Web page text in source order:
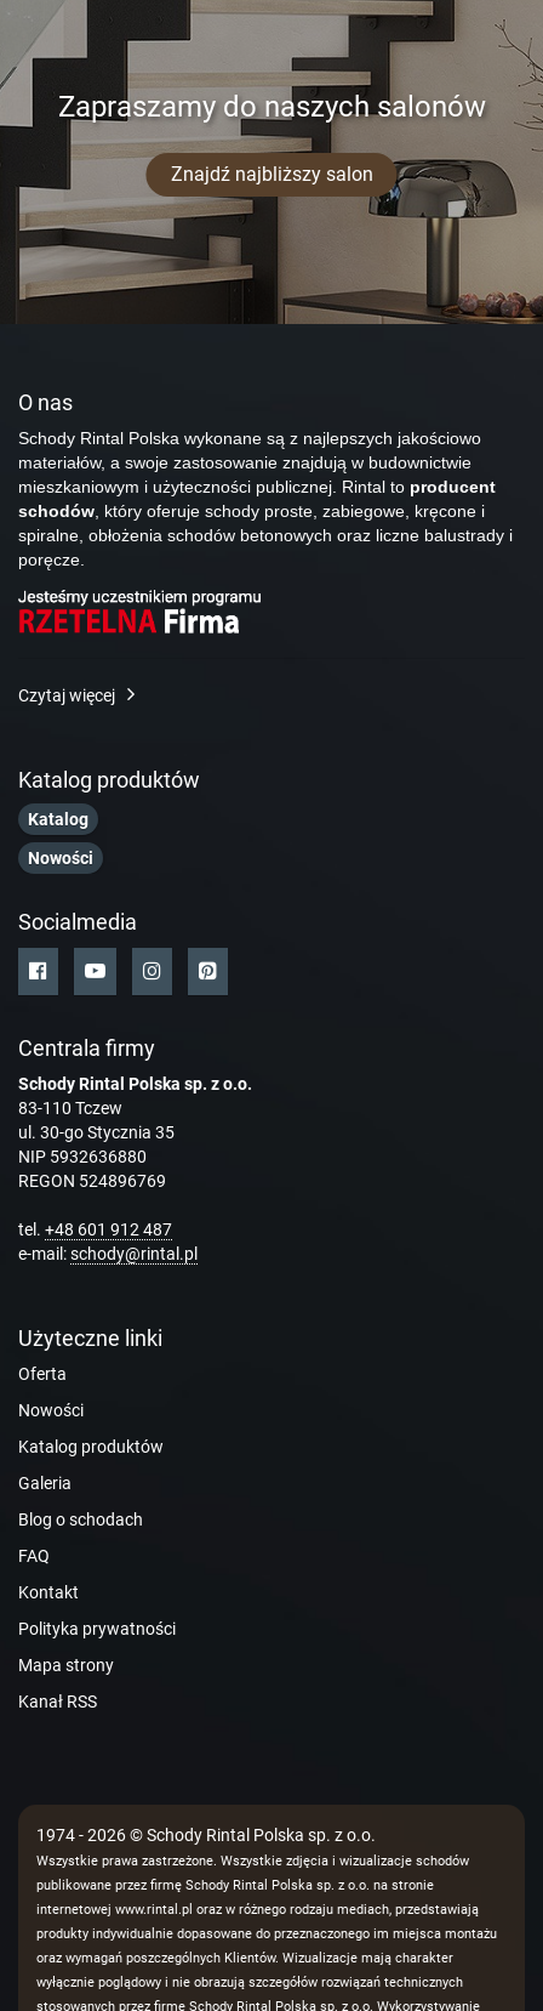
Zapraszamy do naszych salonów
Znajdź najbliższy salon
O nas
Schody Rintal Polska wykonane są z najlepszych jakościowo
materiałów, a swoje zastosowanie znajdują w budownictwie
mieszkaniowym i użyteczności publicznej. Rintal to producent
schodów, który oferuje schody proste, zabiegowe, kręcone i
spiralne, obłożenia schodów betonowych oraz liczne balustrady i
poręcze.
Czytaj więcej
Katalog produktów
Katalog
Nowości
Socialmedia
Centrala firmy
Schody Rintal Polska sp. z o.o.
83-110 Tczew
ul. 30-go Stycznia 35
NIP 5932636880
REGON 524896769
tel. +48 601 912 487
e-mail:schody@rintal.pl
Użyteczne linki
Oferta
Nowości
Katalog produktów
Galeria
Blog o schodach
FAQ
Kontakt
Polityka prywatności
Mapa strony
Kanał RSS
1974 - 2026 © Schody Rintal Polska sp. z o.o.
Wszystkie prawa zastrzeżone. Wszystkie zdjęcia i wizualizacje schodów
publikowane przez firmę Schody Rintal Polska sp. z o.o. na stronie
internetowej www.rintal.pl oraz w różnego rodzaju mediach, przedstawiają
produkty indywidualnie dopasowane do przeznaczonego im miejsca montażu
oraz wymagań poszczególnych Klientów. Wizualizacje mają charakter
wyłącznie poglądowy i nie obrazują szczegółów rozwiązań technicznych
stosowanych przez firmę Schody Rintal Polska sp. z o.o. Wykorzystywanie